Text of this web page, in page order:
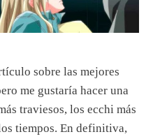
sobre las mejores
me gustaría hacer una
traviesos, los ecchi más
tiempos. En definitiva,